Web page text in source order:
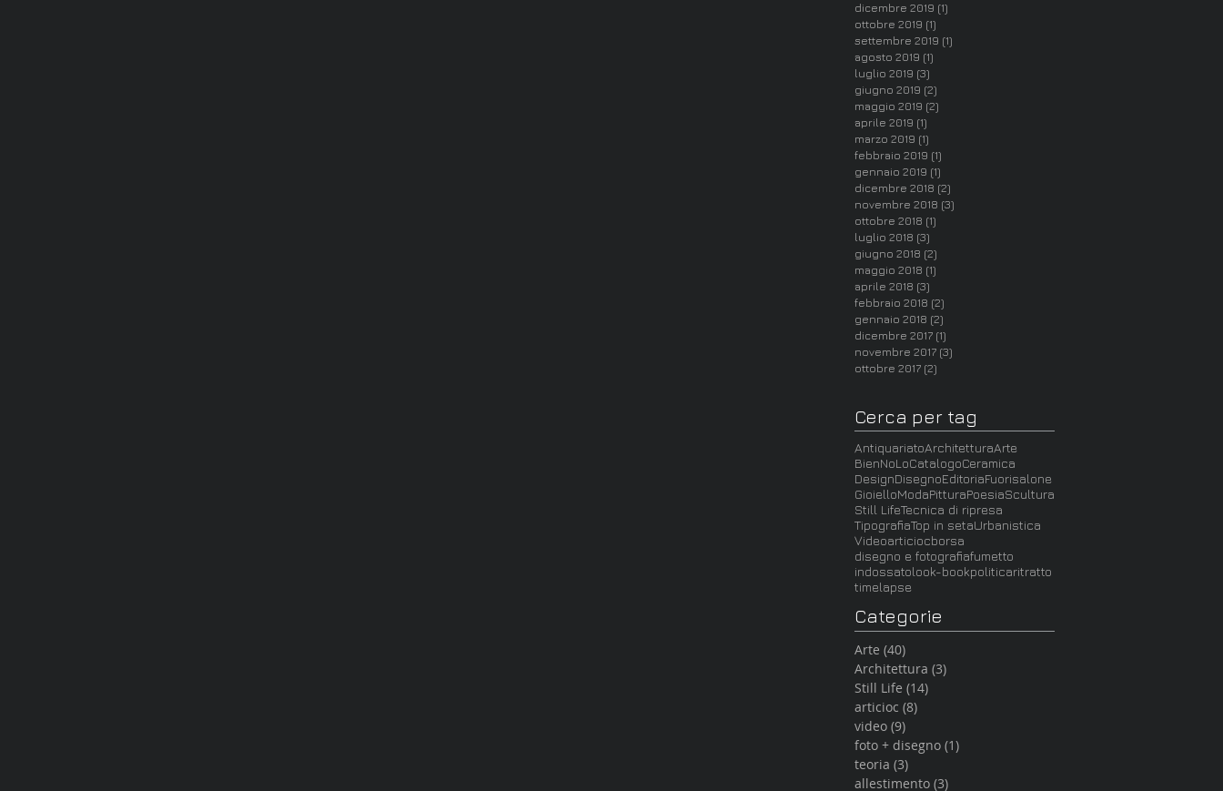
dicembre 2019 (1)
ottobre 2019 (1)
settembre 2019 (1)
agosto 2019 (1)
luglio 2019 (3)
giugno 2019 (2)
maggio 2019 (2)
aprile 2019 (1)
marzo 2019 (1)
febbraio 2019 (1)
gennaio 2019 (1)
dicembre 2018 (2)
novembre 2018 (3)
ottobre 2018 (1)
luglio 2018 (3)
giugno 2018 (2)
maggio 2018 (1)
aprile 2018 (3)
febbraio 2018 (2)
gennaio 2018 (2)
dicembre 2017 (1)
novembre 2017 (3)
ottobre 2017 (2)
Cerca per tag
AntiquariatoArchitetturaArte
BienNoLoCatalogoCeramica
DesignDisegnoEditoriaFuorisalone
GioielloModaPitturaPoesiaScultura
Still LifeTecnica di ripresa
TipografiaTop in setaUrbanistica
Videoarticiocborsa
disegno e fotografiafumetto
indossatolook-bookpoliticaritratto
timelapse
Categorie
Arte (40)
Architettura (3)
Still Life (14)
articioc (8)
video (9)
foto + disegno (1)
teoria (3)
allestimento (3)